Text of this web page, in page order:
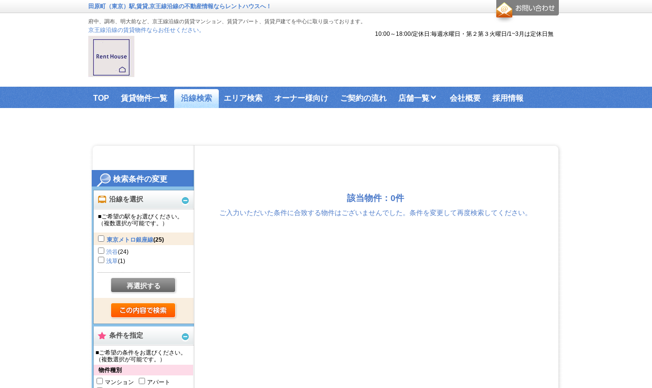
検索条件の変更
沿線を選択
■ご希望の駅をお選びください。
（複数選択が可能です。）
東京メトロ銀座線(25)
渋谷(24)
浅草(1)
再選択する
条件を指定
■ご希望の条件をお選びください。
（複数選択が可能です。）
物件種別
マンション
アパート
田原町（東京）駅,賃貸,京王線沿線の不動産情報ならレントハウスへ！
府中、調布、明大前など、京王線沿線の賃貸マンション、賃貸アパート、賃貸戸建てを中心に取り扱っております。
京王線沿線の賃貸物件ならお任せください。
10:00～18:00/定休日:毎週水曜日・第２第３火曜日/1~3月は定休日無
TOP 賃貸物件一覧 沿線検索 エリア検索 オーナー様向け ご契約の流れ 店舗一覧 会社概要 採用情報
該当物件：0件
ご入力いただいた条件に合致する物件はございませんでした。条件を変更して再度検索してください。